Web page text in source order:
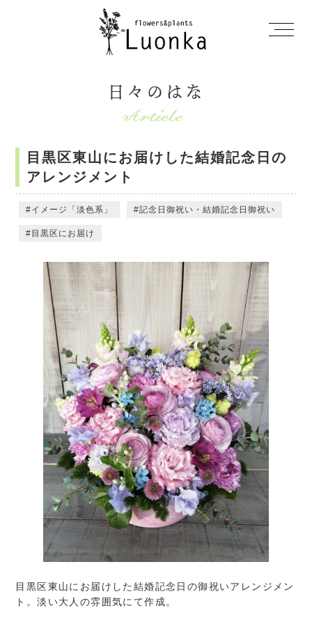
日々のはな
目黒区東山にお届けした結婚記念日の
アレンジメント
イメージ「淡色系」 記念日御祝い・結婚記念日御祝い
目黒区にお届け
目黒区東山にお届けした結婚記念日の御祝いアレンジメン
ト。淡い大人の雰囲気にて作成。